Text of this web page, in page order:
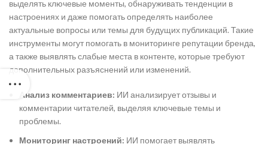
выделять ключевые моменты, обнаруживать тенденции в
настроениях и даже помогать определять наиболее
актуальные вопросы или темы для будущих публикаций. Такие
инструменты могут помогать в мониторинге репутации бренда,
а также выявлять слабые места в контенте, которые требуют
дополнительных разъяснений или изменений.
Анализ комментариев: ИИ анализирует отзывы и
комментарии читателей, выделяя ключевые темы и
проблемы.
Мониторинг настроений: ИИ помогает выявлять